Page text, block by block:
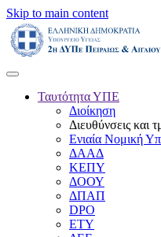
Skip to main content
Ταυτότητα ΥΠΕ
Διοίκηση
Διευθύνσεις και
Ενιαία Νομική
ΔΑΑΔ
ΚΕΠΥ
ΔΟΟΥ
ΔΠΑΠ
DPO
ΕΤΥ